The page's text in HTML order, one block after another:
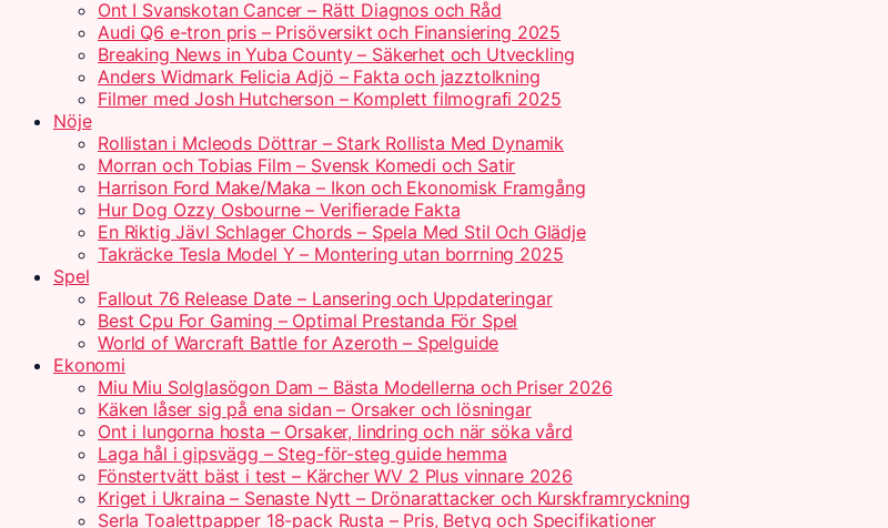
Ont I Svanskotan Cancer – Rätt Diagnos och Råd
Audi Q6 e-tron pris – Prisöversikt och Finansiering 2025
Breaking News in Yuba County – Säkerhet och Utveckling
Anders Widmark Felicia Adjö – Fakta och jazztolkning
Filmer med Josh Hutcherson – Komplett filmografi 2025
Nöje
Rollistan i Mcleods Döttrar – Stark Rollista Med Dynamik
Morran och Tobias Film – Svensk Komedi och Satir
Harrison Ford Make/Maka – Ikon och Ekonomisk Framgång
Hur Dog Ozzy Osbourne – Verifierade Fakta
En Riktig Jävl Schlager Chords – Spela Med Stil Och Glädje
Takräcke Tesla Model Y – Montering utan borrning 2025
Spel
Fallout 76 Release Date – Lansering och Uppdateringar
Best Cpu For Gaming – Optimal Prestanda För Spel
World of Warcraft Battle for Azeroth – Spelguide
Ekonomi
Miu Miu Solglasögon Dam – Bästa Modellerna och Priser 2026
Käken låser sig på ena sidan – Orsaker och lösningar
Ont i lungorna hosta – Orsaker, lindring och när söka vård
Laga hål i gipsvägg – Steg-för-steg guide hemma
Fönstertvätt bäst i test – Kärcher WV 2 Plus vinnare 2026
Kriget i Ukraina – Senaste Nytt – Drönarattacker och Kurskframryckning
Serla Toalettpapper 18-pack Rusta – Pris, Betyg och Specifikationer